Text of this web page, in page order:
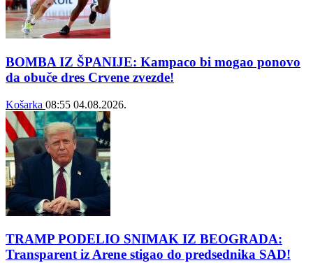
BOMBA IZ ŠPANIJE: Kampaco bi mogao ponovo
da obuče dres Crvene zvezde!
Košarka 08:55 04.08.2026.
TRAMP PODELIO SNIMAK IZ BEOGRADA:
Transparent iz Arene stigao do predsednika SAD!